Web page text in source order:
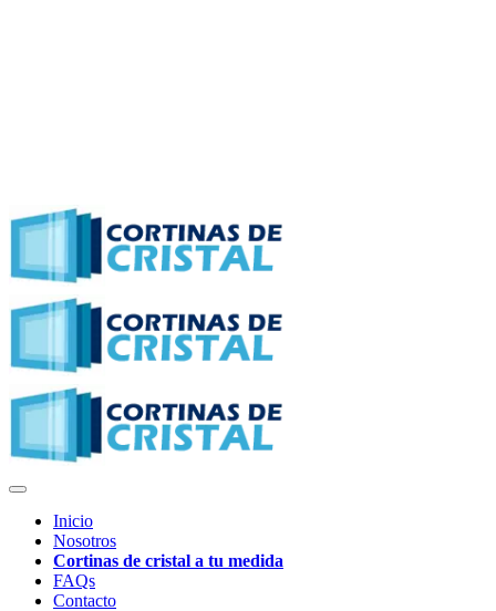
Inicio
Nosotros
Cortinas de cristal a tu medida
FAQs
Contacto